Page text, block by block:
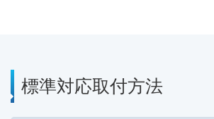
標準対応取付方法